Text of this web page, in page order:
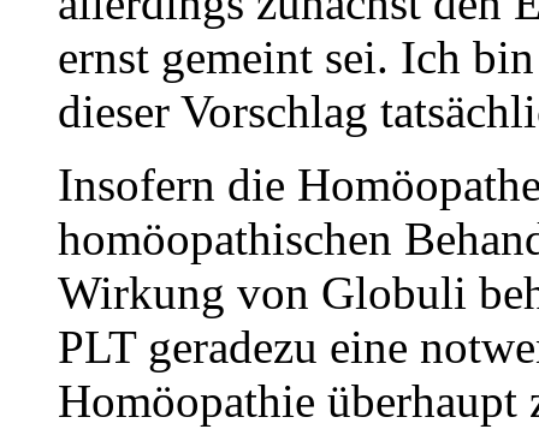
ernst gemeint sei. Ich
dieser Vorschlag
Insofern die
homöopathischen
Wirkung von Globuli
PLT geradezu eine
Homöopathie überhaupt